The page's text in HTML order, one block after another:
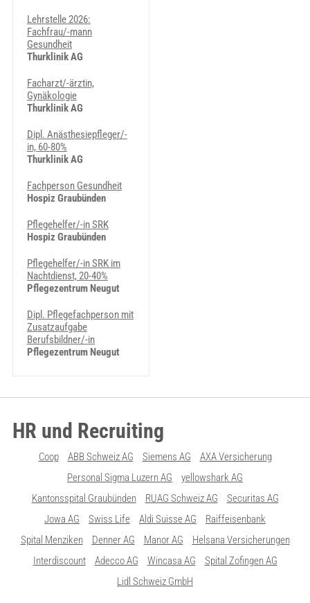
Lehrstelle 2026:
Fachfrau/-mann
Gesundheit
Thurklinik AG
Facharzt/-ärztin,
Gynäkologie
Thurklinik AG
Dipl. Anästhesiepfleger/-
in, 60-80%
Thurklinik AG
Fachperson Gesundheit
Hospiz Graubünden
Pflegehelfer/-in SRK
Hospiz Graubünden
Pflegehelfer/-in SRK im
Nachtdienst, 20-40%
Pflegezentrum Neugut
Dipl. Pflegefachperson mit
Zusatzaufgabe
Berufsbildner/-in
Pflegezentrum Neugut
HR und Recruiting
Coop ABB Schweiz AG Siemens AG
AXA Versicherung
Personal Sigma Luzern AG
yellowshark AG
Kantonsspital Graubünden
RUAG Schweiz AG
Securitas AG
Jowa AG
Swiss Life Aldi Suisse AG
Raiffeisenbank
Spital Menziken
Denner AG Manor AG
Helsana Versicherungen
Interdiscount
Adecco AG Wincasa AG
Spital Zofingen AG
Lidl Schweiz GmbH